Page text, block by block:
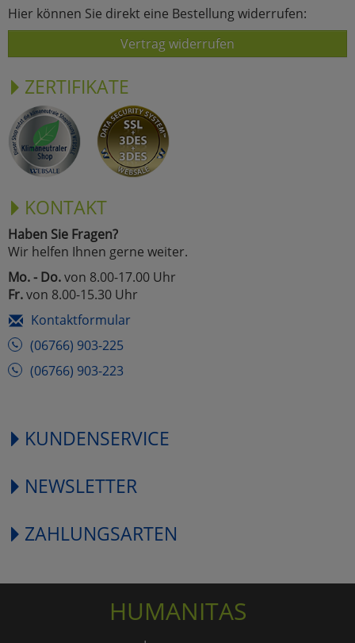
Hier können Sie direkt eine Bestellung widerrufen:
Vertrag widerrufen
ZERTIFIKATE
KONTAKT
Haben Sie Fragen?
Wir helfen Ihnen gerne weiter.
Mo. - Do.von 8.00-17.00 Uhr
Fr.von 8.00-15.30 Uhr
Kontaktformular
(06766) 903-225
(06766) 903-223
KUNDENSERVICE
NEWSLETTER
ZAHLUNGSARTEN
HUMANITAS